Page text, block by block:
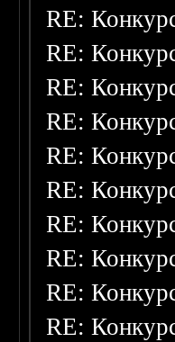
RE:
RE:
RE:
RE:
RE:
RE:
RE:
RE:
RE:
RE: